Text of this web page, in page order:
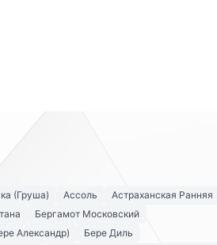
(Груша) Ассоль
Астраханская Ранняя
Бергамот Московский
Александр)
Бере Диль